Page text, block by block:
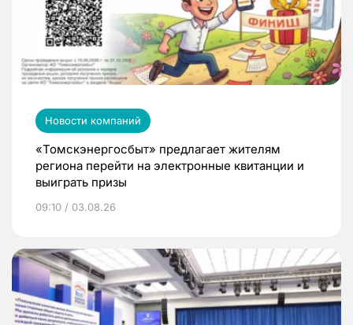
Новости компаний
«Томскэнергосбыт» предлагает жителям
региона перейти на электронные квитанции и
выиграть призы
09:10 / 03.08.26